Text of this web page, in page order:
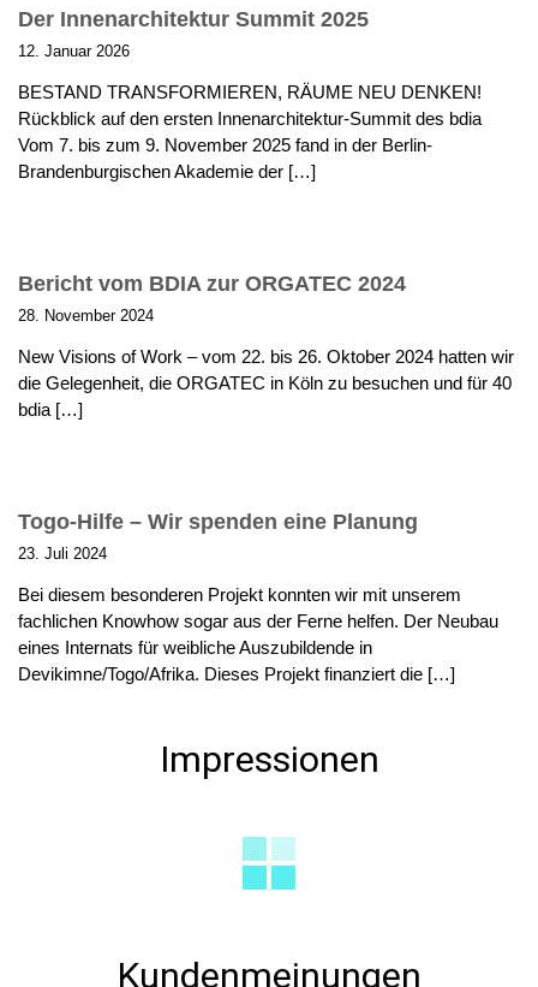
Der Innenarchitektur Summit 2025
12. Januar 2026
BESTAND TRANSFORMIEREN, RÄUME NEU DENKEN!
Rückblick auf den ersten Innenarchitektur-Summit des bdia
Vom 7. bis zum 9. November 2025 fand in der Berlin-
Brandenburgischen Akademie der […]
Bericht vom BDIA zur ORGATEC 2024
28. November 2024
New Visions of Work – vom 22. bis 26. Oktober 2024 hatten wir
die Gelegenheit, die ORGATEC in Köln zu besuchen und für 40
bdia […]
Togo-Hilfe – Wir spenden eine Planung
23. Juli 2024
Bei diesem besonderen Projekt konnten wir mit unserem
fachlichen Knowhow sogar aus der Ferne helfen. Der Neubau
eines Internats für weibliche Auszubildende in
Devikimne/Togo/Afrika. Dieses Projekt finanziert die […]
Impressionen
Kundenmeinungen